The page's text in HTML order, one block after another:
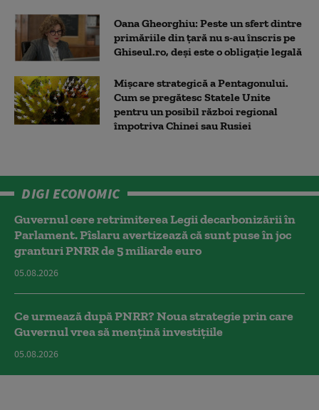
Oana Gheorghiu: Peste un sfert dintre
primăriile din țară nu s-au înscris pe
Ghiseul.ro, deși este o obligație legală
Mișcare strategică a Pentagonului.
Cum se pregătesc Statele Unite
pentru un posibil război regional
împotriva Chinei sau Rusiei
DIGI ECONOMIC
Guvernul cere retrimiterea Legii decarbonizării în
Parlament. Pîslaru avertizează că sunt puse în joc
granturi PNRR de 5 miliarde euro
05.08.2026
Ce urmează după PNRR? Noua strategie prin care
Guvernul vrea să mențină investițiile
05.08.2026